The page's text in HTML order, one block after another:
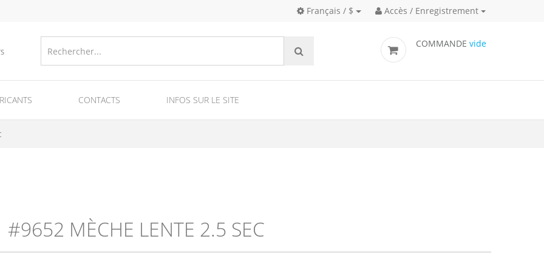
Français / $ Accès / Enregistrement
COMMANDE vide
CONTACTS INFOS SUR LE SITE
#9652 MÈCHE LENTE 2.5 SEC